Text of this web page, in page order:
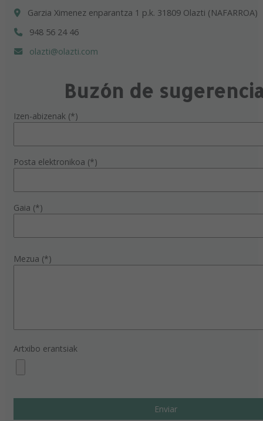
Garzia Ximenez enparantza 1 p.k. 31809 Olazti (NAFARROA)
948 56 24 46
olazti@olazti.com
Buzón de
Izen-abizenak (*)
Posta elektronikoa (*)
Gaia (*)
Mezua (*)
Artxibo erantsiak